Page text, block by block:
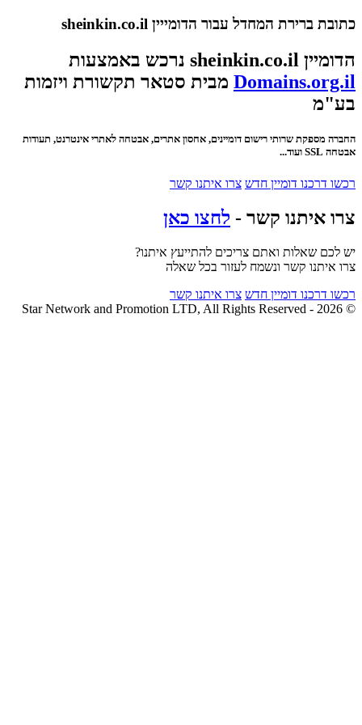
כתובת ברירת המחדל עבור הדומייין sheinkin.co.il
הדומיין sheinkin.co.il נרכש באמצעות
Domains.org.il מבית סטאר תקשורת ויזמות
בע"מ
החברה מספקת שרותי רישום דומיינים, אחסון אתרים, אבטחה לאתרי אינטרנט, תעודות
אבטחה SSL ועוד...
רכשו דרכנו דומיין חדש צרו איתנו קשר
צרו איתנו קשר - לחצו כאן
יש לכם שאלות ואתם צריכים להתייעץ איתנו?
צרו איתנו קשר ונשמח לעזור בכל שאלה
רכשו דרכנו דומיין חדש צרו איתנו קשר
© 2026 - Star Network and Promotion LTD, All Rights Reserved